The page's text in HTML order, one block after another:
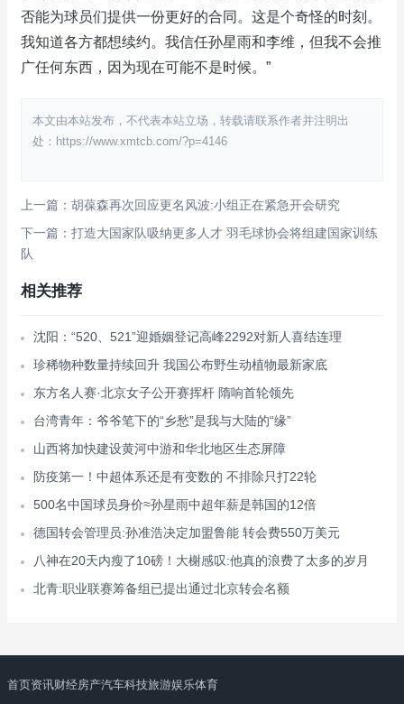
否能为球员们提供一份更好的合同。这是个奇怪的时刻。
我知道各方都想续约。我信任孙星雨和李维，但我不会推
广任何东西，因为现在可能不是时候。”
本文由本站发布，不代表本站立场，转载请联系作者并注明出
处：https://www.xmtcb.com/?p=4146
上一篇：胡葆森再次回应更名风波:小组正在紧急开会研究
下一篇：打造大国家队吸纳更多人才 羽毛球协会将组建国家训练
队
相关推荐
沈阳：“520、521”迎婚姻登记高峰2292对新人喜结连理
珍稀物种数量持续回升 我国公布野生动植物最新家底
东方名人赛·北京女子公开赛挥杆 隋响首轮领先
台湾青年：爷爷笔下的“乡愁”是我与大陆的“缘”
山西将加快建设黄河中游和华北地区生态屏障
防疫第一！中超体系还是有变数的 不排除只打22轮
500名中国球员身价≈孙星雨中超年薪是韩国的12倍
德国转会管理员:孙准浩决定加盟鲁能 转会费550万美元
八神在20天内瘦了10磅！大榭感叹:他真的浪费了太多的岁月
北青:职业联赛筹备组已提出通过北京转会名额
首页资讯财经房产汽车科技旅游娱乐体育